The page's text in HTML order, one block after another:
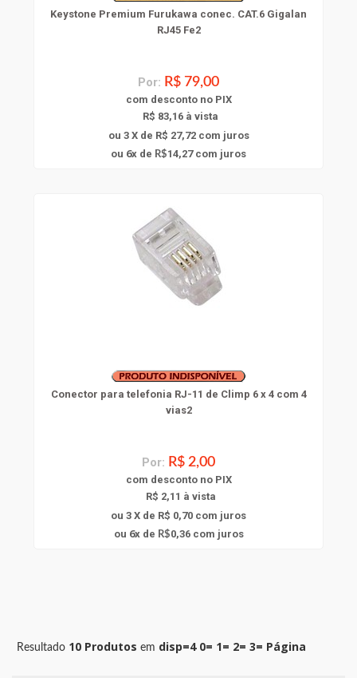
Keystone Premium Furukawa conec. CAT.6 Gigalan
RJ45 Fe2
Por: R$ 79,00
com desconto no PIX
R$ 83,16 à vista
ou 3 X de R$ 27,72com juros
ou 6x de R$14,27com juros
Conector para telefonia RJ-11 de Climp 6 x 4 com 4
vias2
Por: R$ 2,00
com desconto no PIX
R$ 2,11 à vista
ou 3 X de R$ 0,70 com juros
ou 6x de R$0,36com juros
Resultado 10 Produtos em disp=4 0= 1= 2= 3= Página